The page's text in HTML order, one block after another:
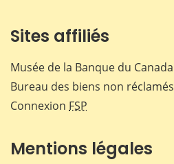
Sites affiliés
Musée de la Banque du Canada
Bureau des biens non réclamés
Connexion FSP
Mentions légales